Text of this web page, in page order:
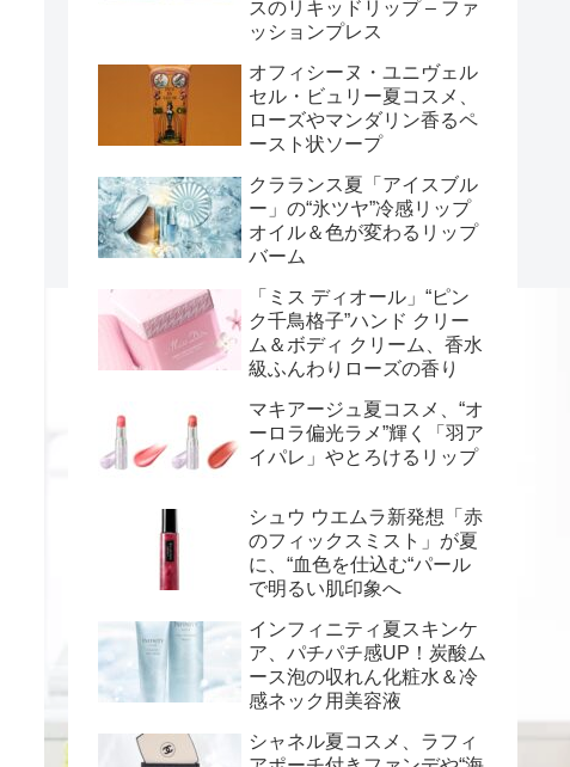
スのリキッドリップ – ファ
ッションプレス
オフィシーヌ・ユニヴェル
セル・ビュリー夏コスメ、
ローズやマンダリン香るペ
ースト状ソープ
クラランス夏「アイスブル
ー」の“氷ツヤ”冷感リップ
オイル＆色が変わるリップ
バーム
「ミス ディオール」“ピン
ク千鳥格子”ハンド クリー
ム＆ボディ クリーム、香水
級ふんわりローズの香り
マキアージュ夏コスメ、“オ
ーロラ偏光ラメ”輝く「羽ア
イパレ」やとろけるリップ
シュウ ウエムラ新発想「赤
のフィックスミスト」が夏
に、“血色を仕込む“パール
で明るい肌印象へ
インフィニティ夏スキンケ
ア、パチパチ感UP！炭酸ム
ース泡の収れん化粧水＆冷
感ネック用美容液
シャネル夏コスメ、ラフィ